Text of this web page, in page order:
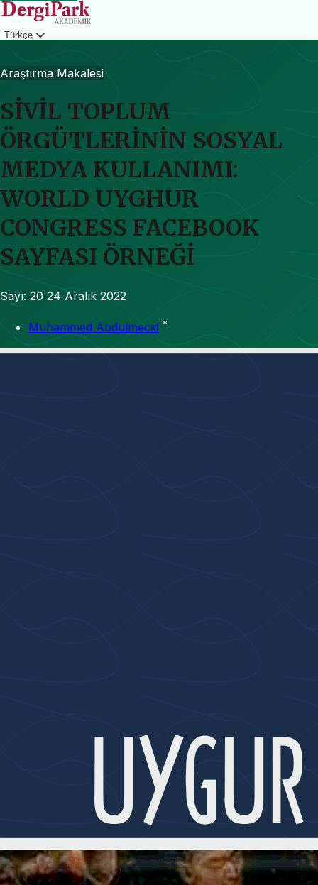
Türkçe
Araştırma Makalesi
SİVİL TOPLUM
ÖRGÜTLERİNİN SOSYAL
MEDYA KULLANIMI:
WORLD UYGHUR
CONGRESS FACEBOOK
SAYFASI ÖRNEĞİ
Sayı: 20 24 Aralık 2022
Muhammed Abdulmecid *